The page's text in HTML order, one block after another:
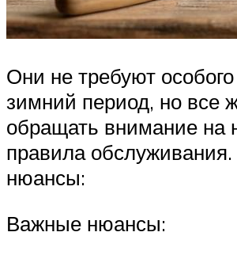
Они не требуют
зимний период, но все
обращать внимание на
правила
нюансы:
Важные нюансы: